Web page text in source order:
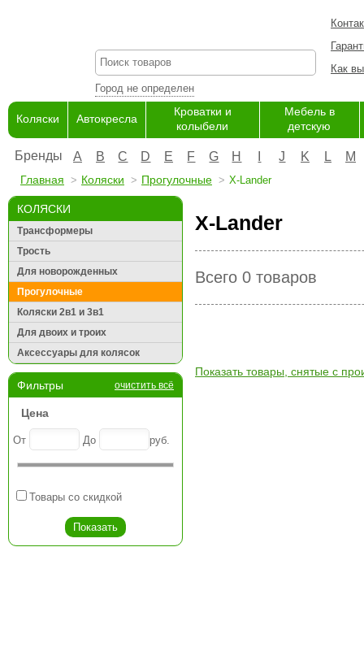
Город не определен
Как
Коляски Автокресла
Кроватки и
колыбели
Мебель в
детскую
Бренды A B C D E F G H J K L M
Главная Коляски Прогулочные X-Lander
КОЛЯСКИ
Трансформеры
Трость
Для новорожденных
Прогулочные
Коляски 2в1 и 3в1
Для двоих и троих
Аксессуары для колясок
Фильтры очистить всё
Цена
От До руб.
Товары со скидкой
X-Lander
Всего 0 товаров
Показать товары, снятые с